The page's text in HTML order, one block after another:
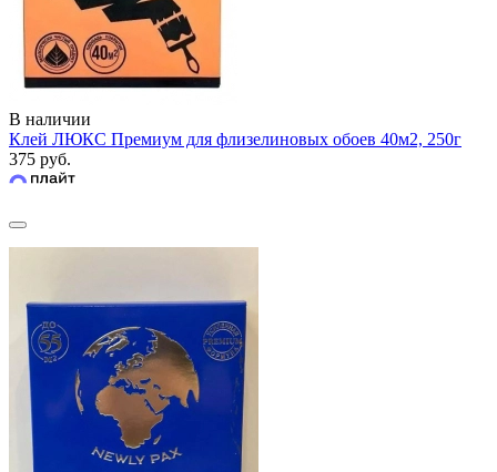
В наличии
Клей ЛЮКС Премиум для флизелиновых обоев 40м2, 250г
375 руб.